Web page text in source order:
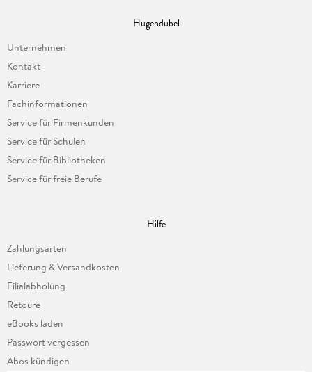
Hugendubel
Unternehmen
Kontakt
Karriere
Fachinformationen
Service für Firmenkunden
Service für Schulen
Service für Bibliotheken
Service für freie Berufe
Hilfe
Zahlungsarten
Lieferung & Versandkosten
Filialabholung
Retoure
eBooks laden
Passwort vergessen
Abos kündigen